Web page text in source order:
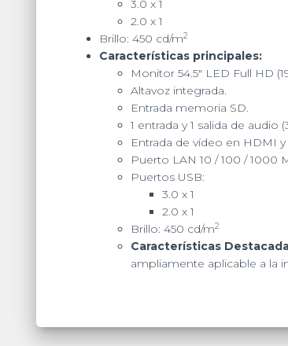
3.0 x 1
2.0 x 1
Brillo: 450 cd/m2
Características principales:
Monitor 54.5″ LED Full HD
Altavoz integrada.
Entrada memoria SD.
1 entrada y 1 salida de audio
Entrada de vídeo en HDMI y
Puerto LAN 10 / 100 / 1000
Puertos USB:
3.0 x 1
2.0 x 1
Brillo: 450 cd/m2
Características
ampliamente aplicable a la